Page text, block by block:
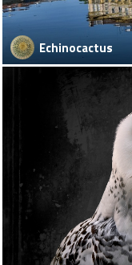
Echinocactus